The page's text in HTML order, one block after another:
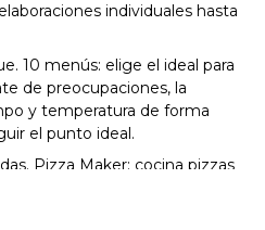
individuales hasta
10 menús: elige el ideal para
de preocupaciones, la
y temperatura de forma
el punto ideal.
Pizza Maker: cocina pizzas
y consigue masas únicas